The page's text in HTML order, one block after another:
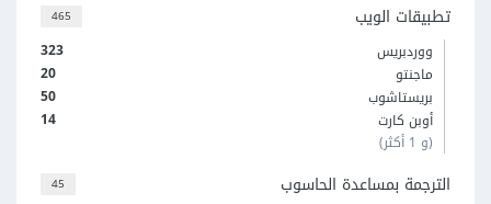
465 تطبيقات الويب
323
ووردبريس
20
ماجنتو
50
بريستاشوب
14
أوبن كارت
(و 1 أكثر)
45 الترجمة بمساعدة الحاسوب